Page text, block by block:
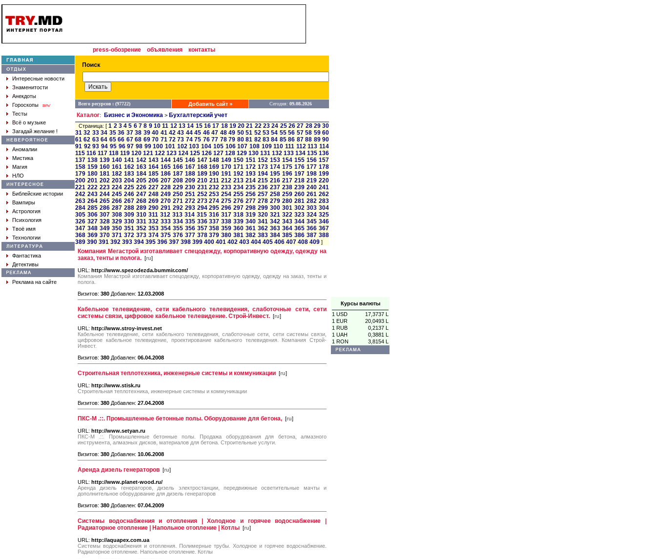
Курсы валюты
1 USD
17,3737 L
1 EUR
20,0493 L
1 RUB
0,2137 L
1 UAH
0,3881 L
1 RON
3,8154 L
press-обозрение объявления контакты
Интересные новости
Знаменитости
Анекдоты
Гороскопы
new
Тесты
Всё о музыке
Загадай желание !
Аномалии
Мистика
Магия
НЛО
Библейские истории
Вампиры
Астрология
Психология
Твоё имя
Технологии
Фантастика
Детективы
Реклама на сайте
Всего ресурсов : (97722) Добавить сайт » Сегодня: 09.08.2026
Каталог: Бизнес и Экономика > Бухгалтерский учет
Страница: [1 2 3 4 5 6 7 8 9 10 11 12 13 14 15 16 17 18 19 20 21 22 23 24 25 26 27 28 29 30
31 32 33 34 35 36 37 38 39 40 41 42 43 44 45 46 47 48 49 50 51 52 53 54 55 56 57 58 59 60
61 62 63 64 65 66 67 68 69 70 71 72 73 74 75 76 77 78 79 80 81 82 83 84 85 86 87 88 89 90
91 92 93 94 95 96 97 98 99 100 101 102 103 104 105 106 107 108 109 110 111 112 113 114
115 116 117 118 119 120 121 122 123 124 125 126 127 128 129 130 131 132 133 134 135 136
137 138 139 140 141 142 143 144 145 146 147 148 149 150 151 152 153 154 155 156 157
158 159 160 161 162 163 164 165 166 167 168 169 170 171 172 173 174 175 176 177 178
179 180 181 182 183 184 185 186 187 188 189 190 191 192 193 194 195 196 197 198 199
200 201 202 203 204 205 206 207 208 209 210 211 212 213 214 215 216 217 218 219 220
221 222 223 224 225 226 227 228 229 230 231 232 233 234 235 236 237 238 239 240 241
242 243 244 245 246 247 248 249 250 251 252 253 254 255 256 257 258 259 260 261 262
263 264 265 266 267 268 269 270 271 272 273 274 275 276 277 278 279 280 281 282 283
284 285 286 287 288 289 290 291 292 293 294 295 296 297 298 299 300 301 302 303 304
305 306 307 308 309 310 311 312 313 314 315 316 317 318 319 320 321 322 323 324 325
326 327 328 329 330 331 332 333 334 335 336 337 338 339 340 341 342 343 344 345 346
347 348 349 350 351 352 353 354 355 356 357 358 359 360 361 362 363 364 365 366 367
368 369 370 371 372 373 374 375 376 377 378 379 380 381 382 383 384 385 386 387 388
389 390 391 392 393 394 395 396 397 398 399 400 401 402 403 404 405 406 407 408 409 ]
Компания Мегастрой изготавливает спецодежду, корпоративную одежду, одежду на
заказ, тенты и полога. [ru]
URL: http://www.spezodezda.bummir.com/
Компания Мегастрой изготавливает спецодежду, корпоративную одежду, одежду на заказ, тенты и
полога.
Визитов: 380 Добавлен: 12.03.2008
Кабельное телевидение, сети кабельного телевидения, слаботочные сети, сети
системы связи, цифровое кабельное телевидение. Строй-Инвест. [ru]
URL: http://www.stroy-invest.net
Кабельное телевидение, сети кабельного телевидения, слаботочные сети, сети системы связи,
цифровое кабельное телевидение, проектирование кабельного телевидения. Компания Строй-
Инвест.
Визитов: 380 Добавлен: 06.04.2008
Строительная теплотехника, инженерные системы и коммуникации [ru]
URL: http://www.stisk.ru
Строительная теплотехника, инженерные системы и коммуникации
Визитов: 380 Добавлен: 27.04.2008
ПКС-М .::. Промышленные бетонные полы. Оборудование для бетона, [ru]
URL: http://www.setyan.ru
ПКС-М .::. Промышленные бетонные полы. Продажа оборудования для бетона, алмазного
инструмента, алмазных дисков, материалов для бетона. Строительные услуги.
Визитов: 380 Добавлен: 10.06.2008
Аренда дизель генераторов [ru]
URL: http://www.planet-wood.ru/
Аренда дизель генераторов, дизель электростанции, передвижные осветительные мачты и
дополнительное оборудование для дизель генераторов
Визитов: 380 Добавлен: 07.04.2009
Системы водоснабжения и отопления | Холодное и горячее водоснабжение |
Радиаторное отопление | Напольное отопление | Котлы [ru]
URL: http://aquapex.com.ua
Системы водоснабжения и отопления. Полимерные трубы. Холодное и горячее водоснабжение.
Радиаторное отопление. Напольное отопление. Котлы